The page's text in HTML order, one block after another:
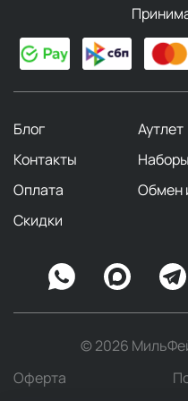
серии помогут
здоровье.
сульфатов в
В основе
эффективно
— от сухости до
продуктов серии
универсальное
можно
Хиты серии:
Nourishing Hair Oil
Lust Repair and
Блог Аутлет
Контакты
Наборы
Оплата
Обмен
Скидки
© 2026
Оферта